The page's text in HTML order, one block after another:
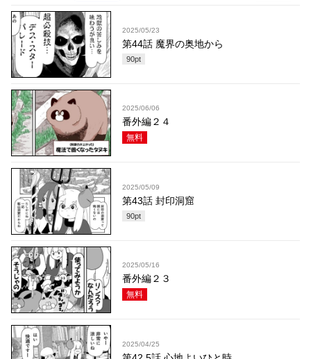
2025/05/23
第44話 魔界の奥地から
90pt
2025/06/06
番外編２４
無料
2025/05/09
第43話 封印洞窟
90pt
2025/05/16
番外編２３
無料
2025/04/25